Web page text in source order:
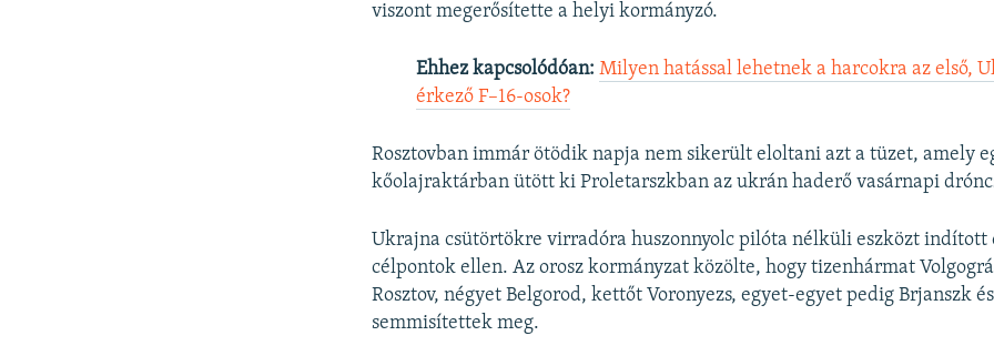
viszont megerősítette a helyi kormányzó.
Ehhez kapcsolódóan:Milyen hatással lehetnek a harcokra az első,
érkező F–16-osok?
Rosztovban immár ötödik napja nem sikerült eloltani azt a tüzet, amely
kőolajraktárban ütött ki Proletarszkban az ukrán haderő vasárnapi
Ukrajna csütörtökre virradóra huszonnyolc pilóta nélküli eszközt indított
célpontok ellen. Az orosz kormányzat közölte, hogy tizenhármat
Rosztov, négyet Belgorod, kettőt Voronyezs, egyet-egyet pedig Brjanszk
semmisítettek meg.